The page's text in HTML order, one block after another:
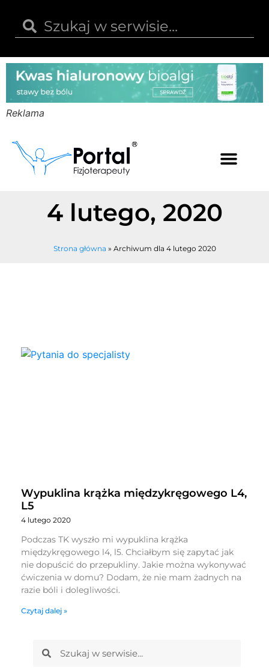
Reklama
4 lutego, 2020
Strona główna » Archiwum dla 4 lutego 2020
Wypuklina krążka międzykręgowego L4,
L5
4 lutego 2020
Podczas TK wyszło mi wypuklina krążka
międzykręgowego l4, l5. Chciałbym się zapytać jak
nie dopuścić do przepukliny. Jakie można wykonywać
ćwiczenia w domu? Dodam, że nie mam żadnych na
razie bóli i dolegliwości.
Czytaj dalej »